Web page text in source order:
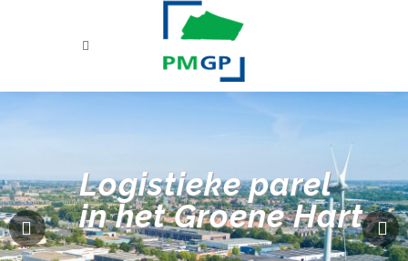
Logistieke parel
in het Groene Hart